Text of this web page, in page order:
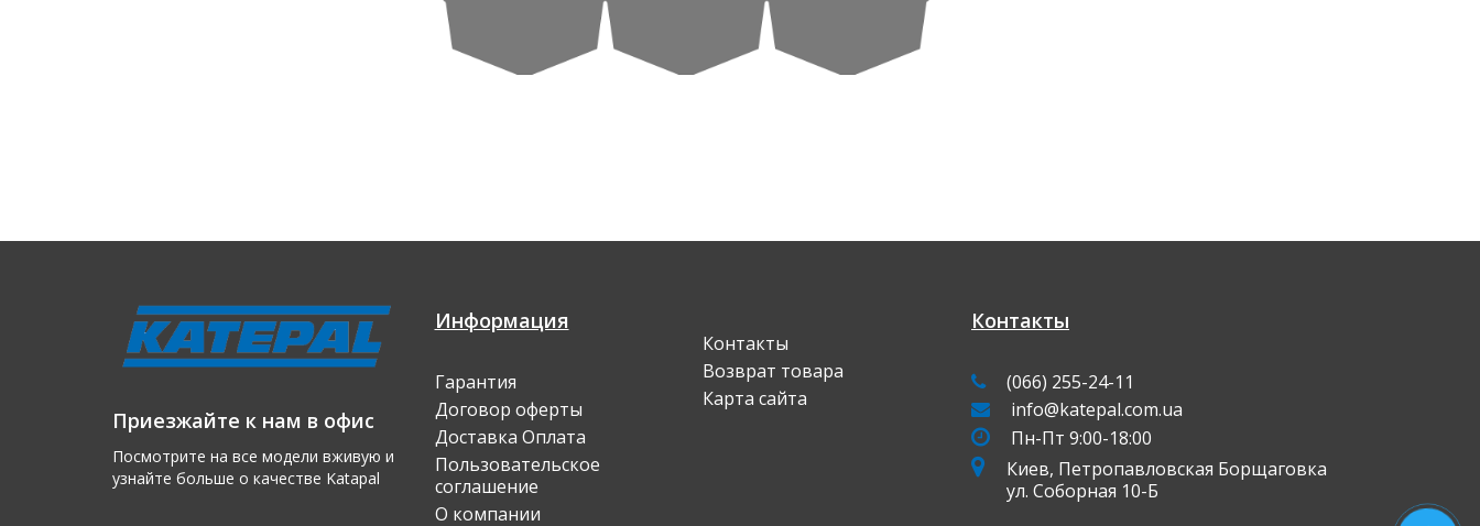
Приезжайте к нам в офис
Посмотрите на все модели вживую и
узнайте больше о качеcтве Katapal
Информация
Гарантия
Договор оферты
Доставка Оплата
Пользовательское
соглашение
О компании
Контакты
Возврат товара
Карта сайта
Контакты
(066) 255-24-11
info@katepal.com.ua
Пн-Пт 9:00-18:00
Киев, Петропавловская Борщаговка
ул. Соборная 10-Б